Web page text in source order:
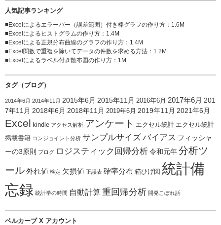
人気記事ランキング
■Excelによるエラーバー（誤差範囲）付き棒グラフの作り方 ：1.6M
■Excelによるヒストグラムの作り方 ：1.4M
■Excelによる正規分布曲線のグラフの作り方 ：1.4M
■Excel関数で重複を除いてデータの件数を求める方法 ：1.2M
■Excelによるラベル付き散布図の作り方 ：1M
タグ（ブログ）
2014年6月 2014年11月 2015年6月 2015年11月 2016年6月 2017年6月 201
7年11月 2018年6月 2018年11月 2019年6月 2019年11月 2021年6月
Excel kindle アクセス解析 アンケート エクセル統計 エクセル統計
掲載書籍 コンジョイント分析 サンプルサイズ バイアス フィッシャ
ーの3原則 ブログ ロジスティック回帰分析令和元年分析ツ
ール外れ値 検定 欠損値 正誤表 確率分布 箱ひげ図 統計備
忘録 統計学の時間 自動計算重回帰分析 開発こぼれ話
ベルカーブ X アカウント